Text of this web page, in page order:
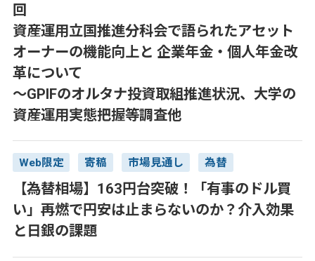
回
資産運用立国推進分科会で語られたアセット
オーナーの機能向上と 企業年金・個人年金改
革について
～GPIFのオルタナ投資取組推進状況、大学の
資産運用実態把握等調査他
Web限定 寄稿 市場見通し 為替
【為替相場】163円台突破！「有事のドル買
い」再燃で円安は止まらないのか？介入効果
と日銀の課題